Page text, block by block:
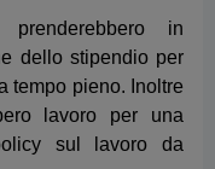
sarebbero
dello stipendio
in modo